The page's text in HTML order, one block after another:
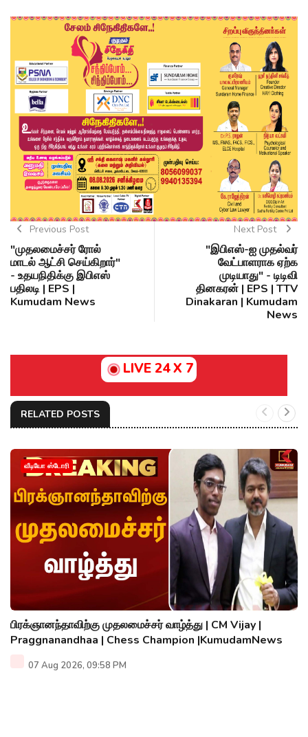
Previous Post
"முதலமைச்சர் ரோல்
மாடல் ஆட்சி செய்கிறார்"
- உதயநிதிக்கு இபிஎஸ்
பதிலடி | EPS |
Kumudam News
Next Post
"இபிஎஸ்-ஐ முதல்வர்
வேட்பாளராக ஏற்க
முடியாது" - டிடிவி
தினகரன் | EPS | TTV
Dinakaran | Kumudam
News
LIVE 24 X 7
RELATED POSTS
வீடியோ ஸ்டோரி
பிரக்ஞானந்தாவிற்கு முதலமைச்சர் வாழ்த்து | CM Vijay |
Praggnanandhaa | Chess Champion |KumudamNews
07 Aug 2026, 09:58 PM